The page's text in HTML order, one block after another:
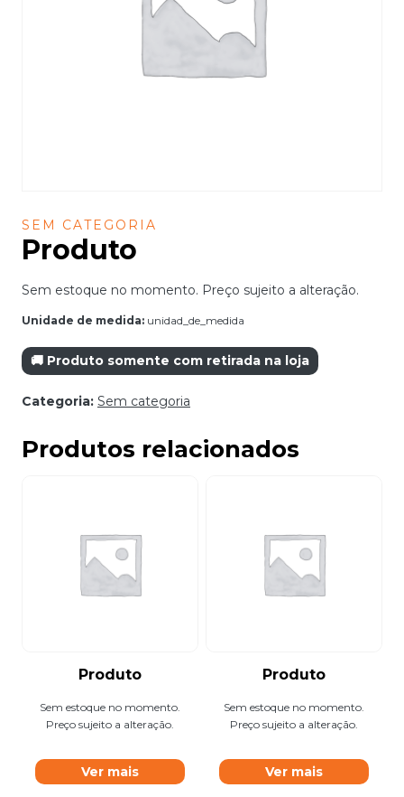
SEM CATEGORIA
Produto
Sem estoque no momento. Preço sujeito a alteração.
Unidade de medida: unidad_de_medida
🚚 Produto somente com retirada na loja
Categoria: Sem categoria
Produtos relacionados
Produto
Sem estoque no momento.
Preço sujeito a alteração.
Ver mais
Produto
Sem estoque no momento.
Preço sujeito a alteração.
Ver mais